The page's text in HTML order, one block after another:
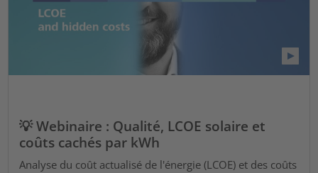
💡 Webinaire : Qualité, LCOE solaire et
coûts cachés par kWh
Analyse du coût actualisé de l'énergie (LCOE) et des coûts